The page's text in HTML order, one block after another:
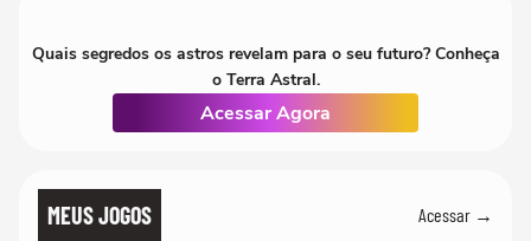
Quais segredos os astros revelam para o seu futuro? Conheça
o Terra Astral.
Acessar Agora
MEUS JOGOS Acessar →